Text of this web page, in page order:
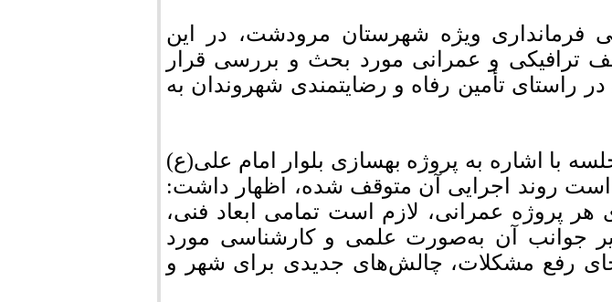
فرمانداری ویژه شهرستان مرودشت، در این
و عمرانی مورد بحث و بررسی قرار
راستای تأمین رفاه و رضایتمندی شهروندان به
با اشاره به پروژه بهسازی بلوار امام علی(ع)
روند اجرایی آن متوقف شده، اظهار داشت:
پروژه عمرانی، لازم است تمامی ابعاد فنی،
جوانب آن به‌صورت علمی و کارشناسی مورد
جای رفع مشکلات، چالش‌های جدیدی برای شهر و